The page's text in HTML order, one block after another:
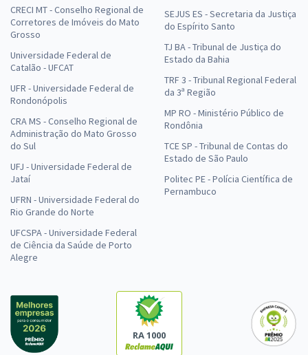
CRECI MT - Conselho Regional de
Corretores de Imóveis do Mato
Grosso
Universidade Federal de
Catalão - UFCAT
UFR - Universidade Federal de
Rondonópolis
CRA MS - Conselho Regional de
Administração do Mato Grosso
do Sul
UFJ - Universidade Federal de
Jataí
UFRN - Universidade Federal do
Rio Grande do Norte
UFCSPA - Universidade Federal
de Ciência da Saúde de Porto
Alegre
SEJUS ES - Secretaria da Justiça
do Espírito Santo
TJ BA - Tribunal de Justiça do
Estado da Bahia
TRF 3 - Tribunal Regional Federal
da 3ª Região
MP RO - Ministério Público de
Rondônia
TCE SP - Tribunal de Contas do
Estado de São Paulo
Politec PE - Polícia Científica de
Pernambuco
RA 1000